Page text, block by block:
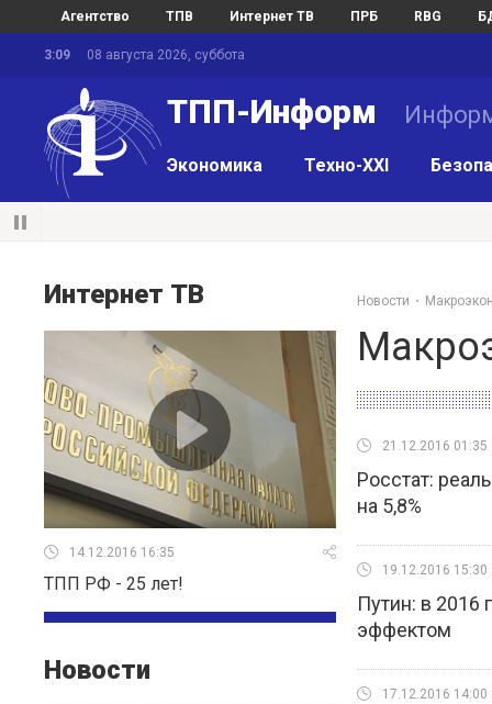
Агентство ТПВ Интернет ТВ ПРБ RBG
3:09 08 августа 2026, суббота
ТПП-Информ
Экономика Техно-XXI
Интернет ТВ
14.12.2016 16:35
ТПП РФ - 25 лет!
Новости
Новости
21.12.2016 01:35
Росстат:
на 5,8%
19.12.2016 15:30
Путин: в 2016
эффектом
17.12.2016 14:00